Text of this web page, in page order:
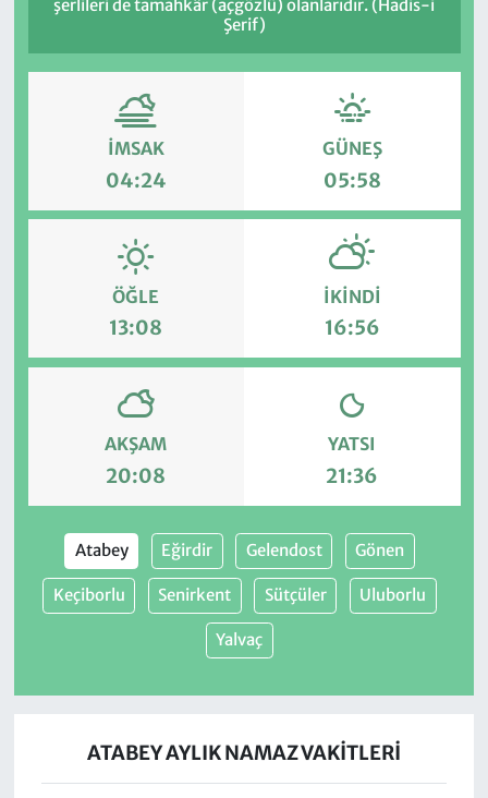
şerlileri de tamahkâr (açgözlü) olanlarıdır. (Hadis-i
Şerif)
İMSAK
04:24
GÜNEŞ
05:58
ÖĞLE
13:08
İKINDI
16:56
AKŞAM
20:08
YATSI
21:36
Atabey Eğirdir Gelendost Gönen
Keçiborlu Senirkent Sütçüler Uluborlu
Yalvaç
ATABEY AYLIK NAMAZ VAKITLERI